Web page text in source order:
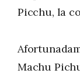
Picchu, la
Machu